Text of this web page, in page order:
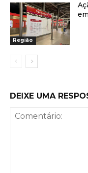
Região
DEIXE UMA